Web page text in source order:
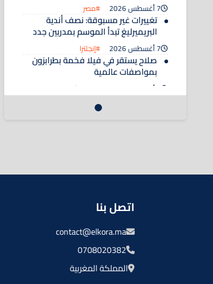
7 أغسطس 2026 #مصر
تغييرات غير مسبوقة: نصف أندية
البريميرليغ تبدأ الموسم بمدربين جدد
7 أغسطس 2026 #إنجلترا
صلاح يستقر في فيلا فخمة بطرابزون
بمواصفات عالمية
#ماكينش غير الكورة
اتصل بنا
contact@elkora.ma
0708020382
المملكة المغربية